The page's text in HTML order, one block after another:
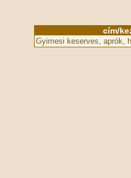
cím/
Gyimesi keserves, aprók,